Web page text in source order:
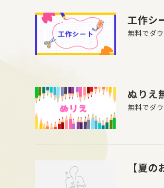
工作シ
無料でダ
ぬりえ
無料でダ
【夏